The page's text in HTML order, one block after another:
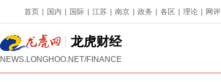
首页 | 国内 | 国际 | 江苏 | 南京 | 政务 | 各区 | 理论 | 网评
龙虎财经
NEWS.LONGHOO.NET/FINANCE